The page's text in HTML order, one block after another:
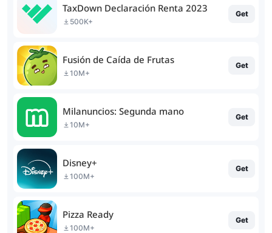
TaxDown Declaración Renta 2023
500K+
Get
Fusión de Caída de Frutas
10M+
Get
Milanuncios: Segunda mano
10M+
Get
Disney+
100M+
Get
Pizza Ready
100M+
Get